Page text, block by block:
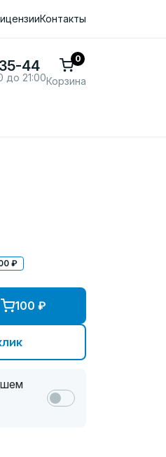
Контакты
44
до 21:00Корзина
0
₽
100 ₽